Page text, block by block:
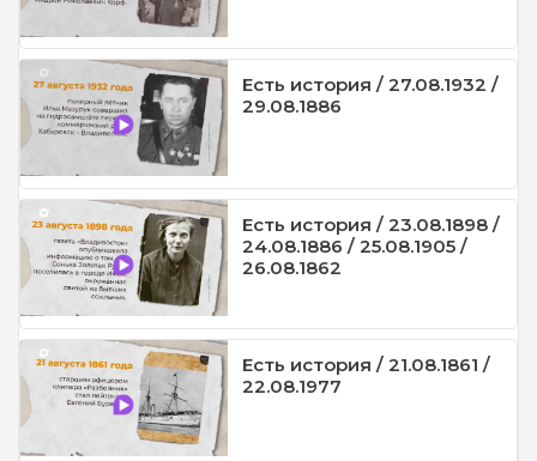
Есть история / 27.08.1932 /
29.08.1886
Есть история / 23.08.1898 /
24.08.1886 / 25.08.1905 /
26.08.1862
Есть история / 21.08.1861 /
22.08.1977